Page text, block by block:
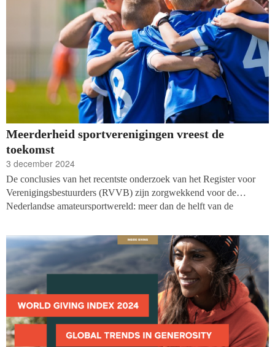
Meerderheid sportverenigingen vreest de
toekomst
3 december 2024
De conclusies van het recentste onderzoek van het Register voor
Verenigingsbestuurders (RVVB) zijn zorgwekkend voor de
Nederlandse amateursportwereld: meer dan de helft van de
voortbestaan van de club. De verenigingen kampen onder meer met
hoge energiekosten, weggevallen subsidies en hoge huur van
accommodaties, schrijft het AD. Ook lopen bestuurders persoonlijk
risico voor fouten die bij de club worden gemaakt.